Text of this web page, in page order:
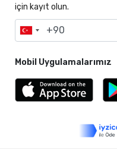
için kayıt olun.
Mobil Uygulamalarımız